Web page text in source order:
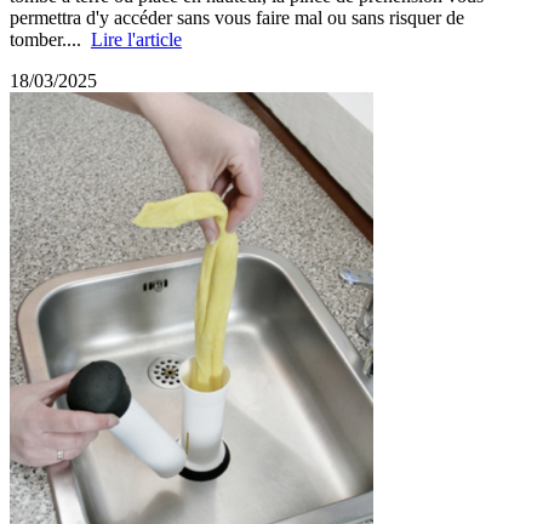
permettra d'y accéder sans vous faire mal ou sans risquer de
tomber.... Lire l'article
18/03/2025